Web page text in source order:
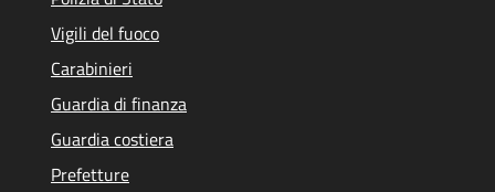
Vigili del fuoco
Carabinieri
Guardia di finanza
Guardia costiera
Prefetture